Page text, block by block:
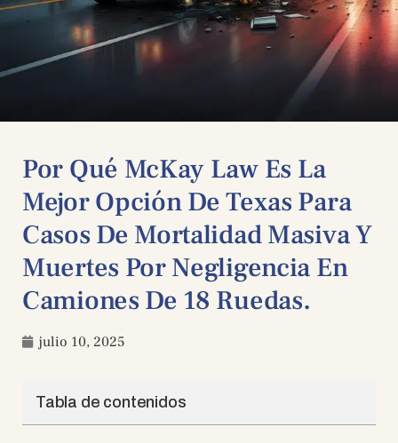
Por Qué McKay Law Es La
Mejor Opción De Texas Para
Casos De Mortalidad Masiva Y
Muertes Por Negligencia En
Camiones De 18 Ruedas.
julio 10, 2025
Tabla de contenidos